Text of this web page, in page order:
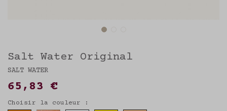
Salt Water Original
SALT WATER
65,83 €
Choisir la couleur :